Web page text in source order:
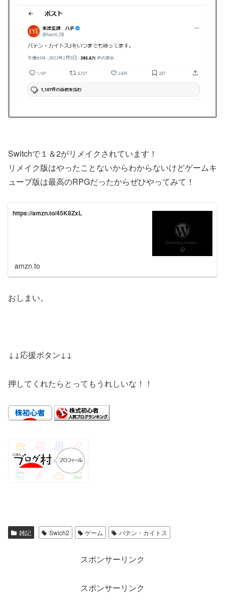
Switchで１＆2がリメイクされています！
リメイク版はやったことないからわからないけどゲームキ
ューブ版は最高のRPGだったからぜひやってみて！
https://amzn.to/45K8ZxL
amzn.to
おしまい。
↓↓応援ボタン↓↓
押してくれたらとってもうれしいな！！
雑記 Swich2 ゲーム バテン・カイトス
スポンサーリンク
スポンサーリンク